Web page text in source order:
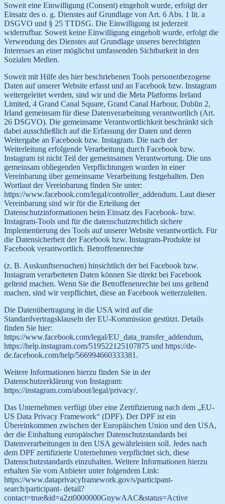
Soweit eine Einwilligung (Consent) eingeholt wurde, erfolgt der
Einsatz des o. g. Dienstes auf Grundlage von Art. 6 Abs. 1 lit. a
DSGVO und § 25 TTDSG. Die Einwilligung ist jederzeit
widerrufbar. Soweit keine Einwilligung eingeholt wurde, erfolgt die
Verwendung des Dienstes auf Grundlage unseres berechtigten
Interesses an einer möglichst umfassenden Sichtbarkeit in den
Sozialen Medien.
Soweit mit Hilfe des hier beschriebenen Tools personenbezogene
Daten auf unserer Website erfasst und an Facebook bzw. Instagram
weitergeleitet werden, sind wir und die Meta Platforms Ireland
Limited, 4 Grand Canal Square, Grand Canal Harbour, Dublin 2,
Irland gemeinsam für diese Datenverarbeitung verantwortlich (Art.
26 DSGVO). Die gemeinsame Verantwortlichkeit beschränkt sich
dabei ausschließlich auf die Erfassung der Daten und deren
Weitergabe an Facebook bzw. Instagram. Die nach der
Weiterleitung erfolgende Verarbeitung durch Facebook bzw.
Instagram ist nicht Teil der gemeinsamen Verantwortung. Die uns
gemeinsam obliegenden Verpflichtungen wurden in einer
Vereinbarung über gemeinsame Verarbeitung festgehalten. Den
Wortlaut der Vereinbarung finden Sie unter:
https://www.facebook.com/legal/controller_addendum. Laut dieser
Vereinbarung sind wir für die Erteilung der
Datenschutzinformationen beim Einsatz des Facebook- bzw.
Instagram-Tools und für die datenschutzrechtlich sichere
Implementierung des Tools auf unserer Website verantwortlich. Für
die Datensicherheit der Facebook bzw. Instagram-Produkte ist
Facebook verantwortlich. Betroffenenrechte
(z. B. Auskunftsersuchen) hinsichtlich der bei Facebook bzw.
Instagram verarbeiteten Daten können Sie direkt bei Facebook
geltend machen. Wenn Sie die Betroffenenrechte bei uns geltend
machen, sind wir verpflichtet, diese an Facebook weiterzuleiten.
Die Datenübertragung in die USA wird auf die
Standardvertragsklauseln der EU-Kommission gestützt. Details
finden Sie hier:
https://www.facebook.com/legal/EU_data_transfer_addendum,
https://help.instagram.com/519522125107875 und https://de-
de.facebook.com/help/566994660333381.
Weitere Informationen hierzu finden Sie in der
Datenschutzerklärung von Instagram:
https://instagram.com/about/legal/privacy/.
Das Unternehmen verfügt über eine Zertifizierung nach dem „EU-
US Data Privacy Framework“ (DPF). Der DPF ist ein
Übereinkommen zwischen der Europäischen Union und den USA,
der die Einhaltung europäischer Datenschutzstandards bei
Datenverarbeitungen in den USA gewährleisten soll. Jedes nach
dem DPF zertifizierte Unternehmen verpflichtet sich, diese
Datenschutzstandards einzuhalten. Weitere Informationen hierzu
erhalten Sie vom Anbieter unter folgendem Link:
https://www.dataprivacyframework.gov/s/participant-
search/participant- detail?
contact=true&id=a2zt0000000GnywAAC&status=Active